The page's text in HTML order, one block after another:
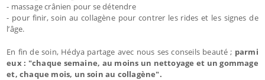
- massage crânien pour se détendre
- pour finir, soin au collagène pour contrer les rides et les signes de
l’âge.
En fin de soin, Hédya partage avec nous ses conseils beauté ; parmi
eux : "chaque semaine, au moins un nettoyage et un gommage
et, chaque mois, un soin au collagène".